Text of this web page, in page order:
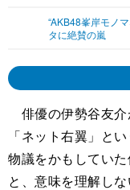
“AKB48峯岸モノ
タに絶賛の嵐
俳優の伊勢谷友介
「ネット右翼」と
物議をかもしてい
と、意味を理解し